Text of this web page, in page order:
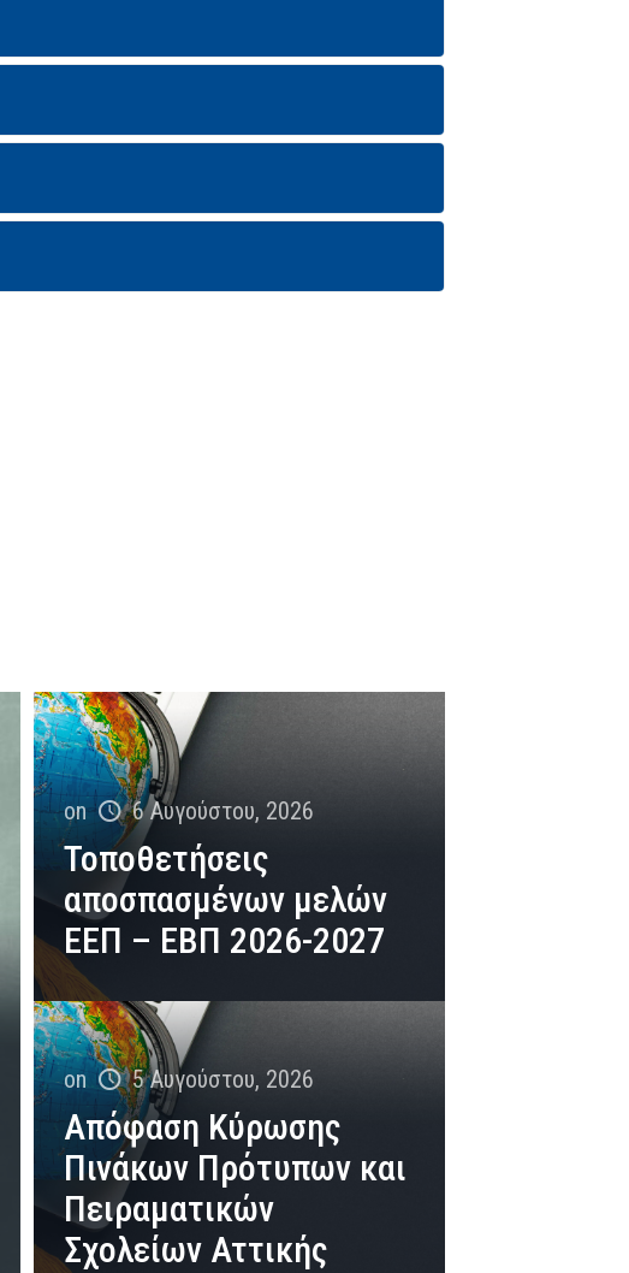
on 6 Αυγούστου, 2026
Τοποθετήσεις
αποσπασμένων μελών
ΕΕΠ – ΕΒΠ 2026-2027
on 5 Αυγούστου, 2026
Απόφαση Κύρωσης
Πινάκων Πρότυπων και
Πειραματικών
Σχολείων Αττικής